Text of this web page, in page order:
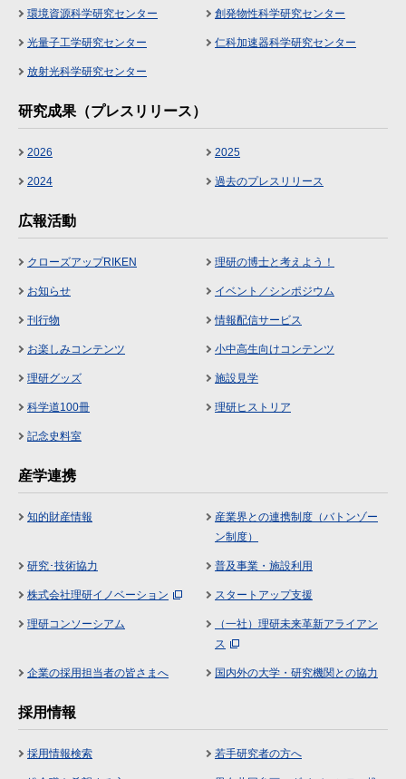
環境資源科学研究センター 創発物性科学研究センター
光量子工学研究センター 仁科加速器科学研究センター
放射光科学研究センター
研究成果（プレスリリース）
2026 2025
2024 過去のプレスリリース
広報活動
クローズアップRIKEN 理研の博士と考えよう！
お知らせ イベント／シンポジウム
刊行物 情報配信サービス
お楽しみコンテンツ 小中高生向けコンテンツ
理研グッズ 施設見学
科学道100冊 理研ヒストリア
記念史料室
産学連携
知的財産情報
産業界との連携制度（バトンゾー
ン制度）
研究･技術協力 普及事業・施設利用
株式会社理研イノベーション スタートアップ支援
理研コンソーシアム
（一社）理研未来革新アライアン
ス
企業の採用担当者の皆さまへ 国内外の大学・研究機関との協力
採用情報
採用情報検索 若手研究者の方へ